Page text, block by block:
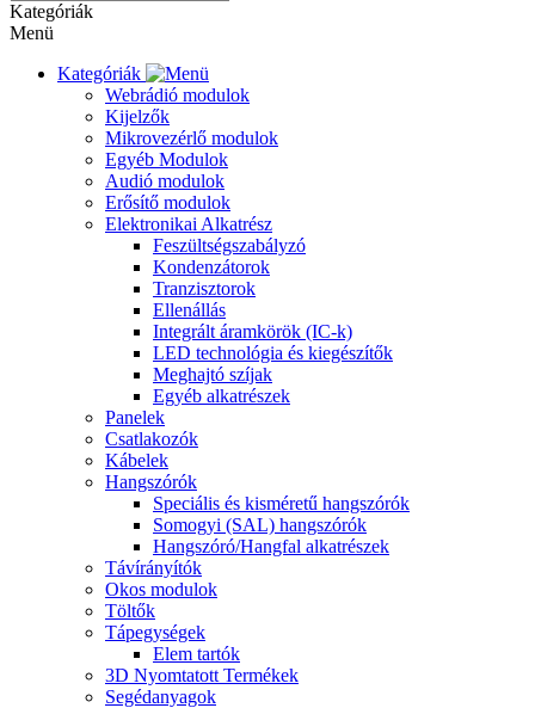
Kategóriák
Menü
Kategóriák
Webrádió modulok
Kijelzők
Mikrovezérlő modulok
Egyéb Modulok
Audió modulok
Erősítő modulok
Elektronikai Alkatrész
Feszültségszabályzó
Kondenzátorok
Tranzisztorok
Ellenállás
Integrált áramkörök (IC-k)
LED technológia és kiegészítők
Meghajtó szíjak
Egyéb alkatrészek
Panelek
Csatlakozók
Kábelek
Hangszórók
Speciális és kisméretű hangszórók
Somogyi (SAL) hangszórók
Hangszóró/Hangfal alkatrészek
Távírányítók
Okos modulok
Töltők
Tápegységek
Elem tartók
3D Nyomtatott Termékek
Segédanyagok